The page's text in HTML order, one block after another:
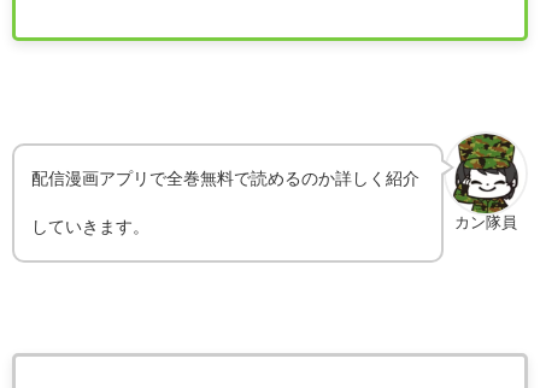
カン隊員
配信漫画アプリで全巻無料で読めるのか詳しく紹介
していきます。